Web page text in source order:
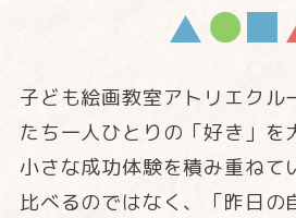
子ども絵画教室アトリエクル
たち一人ひとりの「好き」を
小さな成功体験を積み重ねて
比べるのではなく、「昨日の